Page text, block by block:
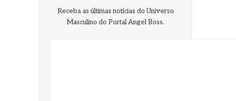
Receba as últimas notícias do Universo
Masculino do Portal Angel Boss.